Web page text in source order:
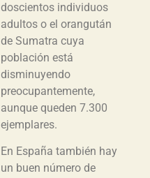
doscientos individuos
adultos o el orangután
de Sumatra cuya
población está
disminuyendo
preocupantemente,
aunque queden 7.300
ejemplares.
En España también hay
un buen número de